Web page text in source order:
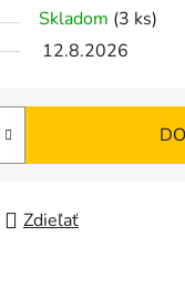
Skladom (3 ks)
12.8.2026
Zdieľať